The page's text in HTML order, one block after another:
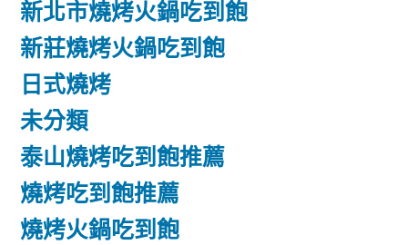
新北市燒烤火鍋吃到飽
新莊燒烤火鍋吃到飽
日式燒烤
未分類
泰山燒烤吃到飽推薦
燒烤吃到飽推薦
燒烤火鍋吃到飽